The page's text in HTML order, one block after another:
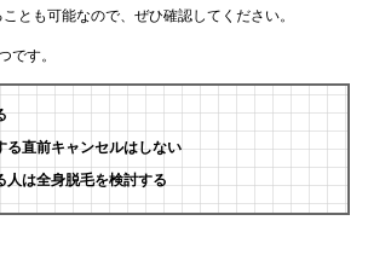
とも可能なので、ぜひ確認してください。
です。
る直前キャンセルはしない
人は全身脱毛を検討する